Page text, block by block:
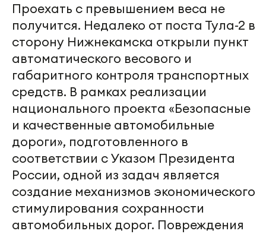
Проехать с превышением веса не
получится. Недалеко от поста Тула-2 в
сторону Нижнекамска открыли пункт
автоматического весового и
габаритного контроля транспортных
средств. В рамках реализации
национального проекта «Безопасные
и качественные автомобильные
дороги», подготовленного в
соответствии с Указом Президента
России, одной из задач является
создание механизмов экономического
стимулирования сохранности
автомобильных дорог. Повреждения